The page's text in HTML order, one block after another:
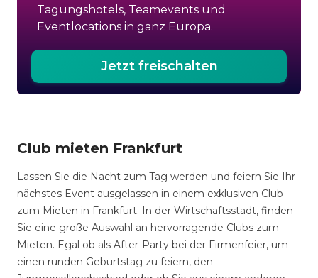
Tagungshotels, Teamevents und
Eventlocations in ganz Europa.
Jetzt freischalten
Club mieten Frankfurt
Lassen Sie die Nacht zum Tag werden und feiern Sie Ihr
nächstes Event ausgelassen in einem exklusiven Club
zum Mieten in Frankfurt. In der Wirtschaftsstadt, finden
Sie eine große Auswahl an hervorragende Clubs zum
Mieten. Egal ob als After-Party bei der Firmenfeier, um
einen runden Geburtstag zu feiern, den